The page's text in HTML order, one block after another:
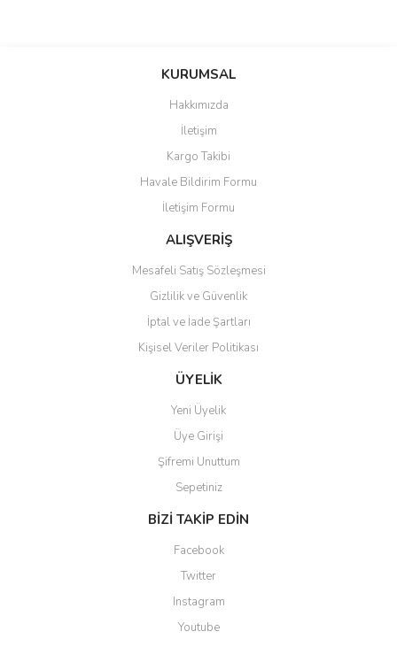
Bu ürüne ilk yorumu siz yapın!
Yorum Yaz
Ürün resmi kalitesiz, bozuk veya görüntülenemiyor.
Ürün açıklamasında eksik bilgiler bulunuyor.
Ürün bilgilerinde hatalar bulunuyor.
Ürün fiyatı diğer sitelerden daha pahalı.
Bu ürüne benzer farklı alternatifler olmalı.
Gönder
KURUMSAL
Hakkımızda
İletişim
Kargo Takibi
Havale Bildirim Formu
İletişim Formu
ALIŞVERİŞ
Mesafeli Satış Sözleşmesi
Gizlilik ve Güvenlik
İptal ve İade Şartları
Kişisel Veriler Politikası
ÜYELİK
Yeni Üyelik
Üye Girişi
Şifremi Unuttum
Sepetiniz
BİZİ TAKİP EDİN
Facebook
Twitter
Instagram
Youtube